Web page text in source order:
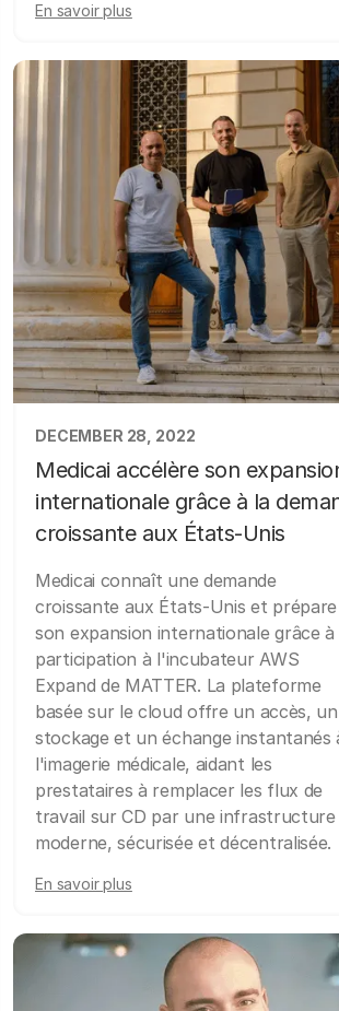
En savoir plus
DECEMBER 28, 2022
Medicai accélère son
internationale grâce à la
croissante aux États-Unis
Medicai connaît une demande
croissante aux États-Unis et prépare
son expansion internationale grâce à
participation à l'incubateur AWS
Expand de MATTER. La plateforme
basée sur le cloud offre un accès, un
stockage et un échange instantanés
l'imagerie médicale, aidant les
prestataires à remplacer les flux de
travail sur CD par une infrastructure
moderne, sécurisée et décentralisée.
En savoir plus